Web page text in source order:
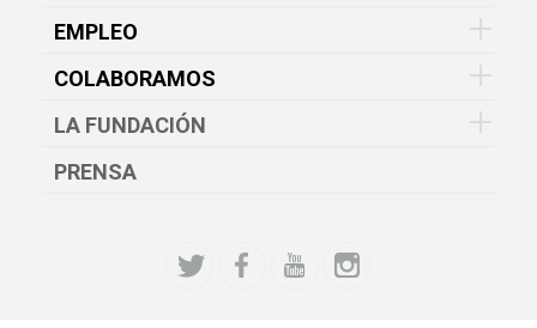
EMPLEO
COLABORAMOS
LA FUNDACIÓN
PRENSA